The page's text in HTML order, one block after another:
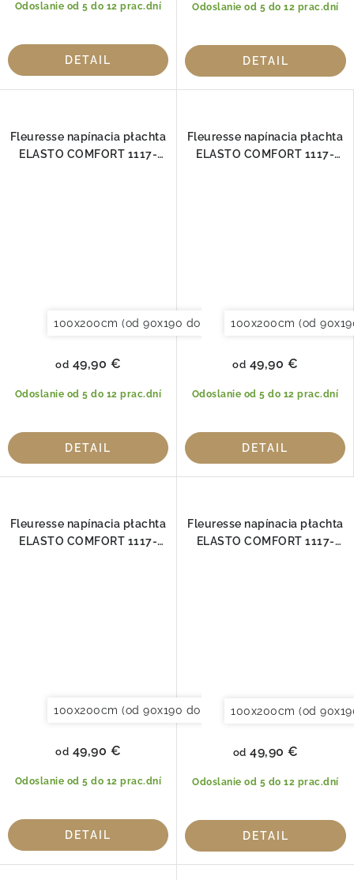
Odoslanie od 5 do 12 prac.dní
DETAIL
Odoslanie od 5 do 12 prac.dní
DETAIL
Fleuresse napínacia płachta
ELASTO COMFORT 1117-
100x200cm (od 90x190 do 120x220cm) 120x200cm
Odoslanie od 5 do 12 prac.dní
od 49,90 €
DETAIL
Fleuresse napínacia płachta
ELASTO COMFORT 1117-
100x200cm (od
Odoslanie od 5 do 12 prac.dní
od 49,90 €
DETAIL
Fleuresse napínacia płachta
ELASTO COMFORT 1117-
100x200cm (od 90x190 do 120x220cm) 120x200cm
Odoslanie od 5 do 12 prac.dní
od 49,90 €
DETAIL
Fleuresse napínacia płachta
ELASTO COMFORT 1117-
100x200cm (od
Odoslanie od 5 do 12 prac.dní
od 49,90 €
DETAIL